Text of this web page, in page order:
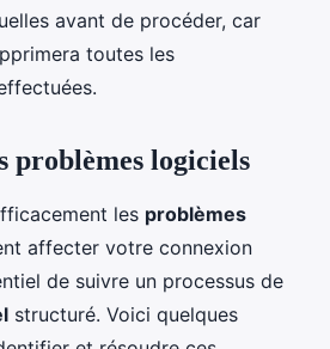
avant de procéder, car
toutes les
problèmes logiciels
les problèmes
affecter votre connexion
de suivre un processus de
structuré. Voici quelques